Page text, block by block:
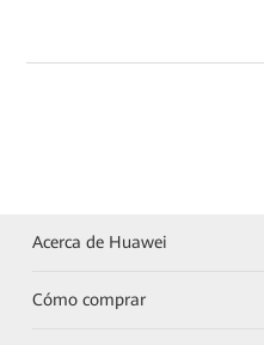
Acerca de Huawei
Cómo comprar